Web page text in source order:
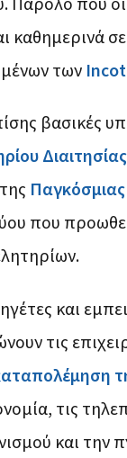
καθημερινά
των
βασικές
Διαιτησίας
που
και
τις
τις
και την